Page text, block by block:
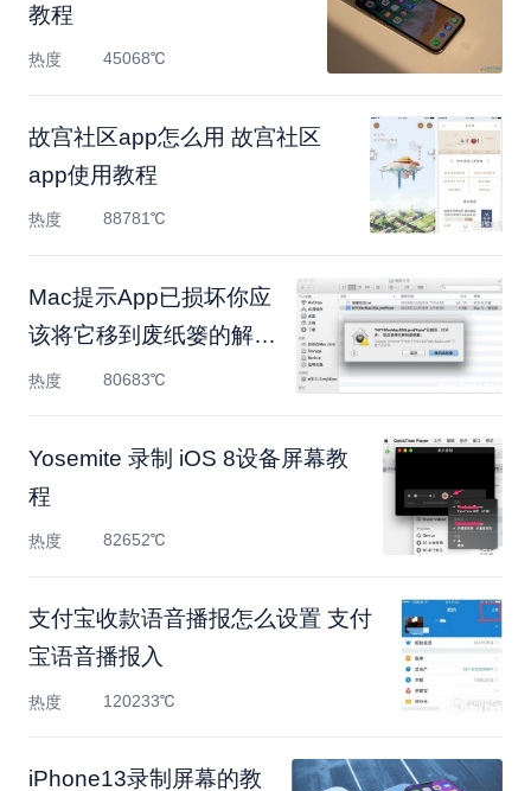
教程
热度 45068℃
故宫社区app怎么用 故宫社区
app使用教程
热度 88781℃
Mac提示App已损坏你应
该将它移到废纸篓的解决
方
热度 80683℃
Yosemite 录制 iOS 8设备屏幕教
程
热度 82652℃
支付宝收款语音播报怎么设置 支付
宝语音播报入
热度 120233℃
iPhone13录制屏幕的教